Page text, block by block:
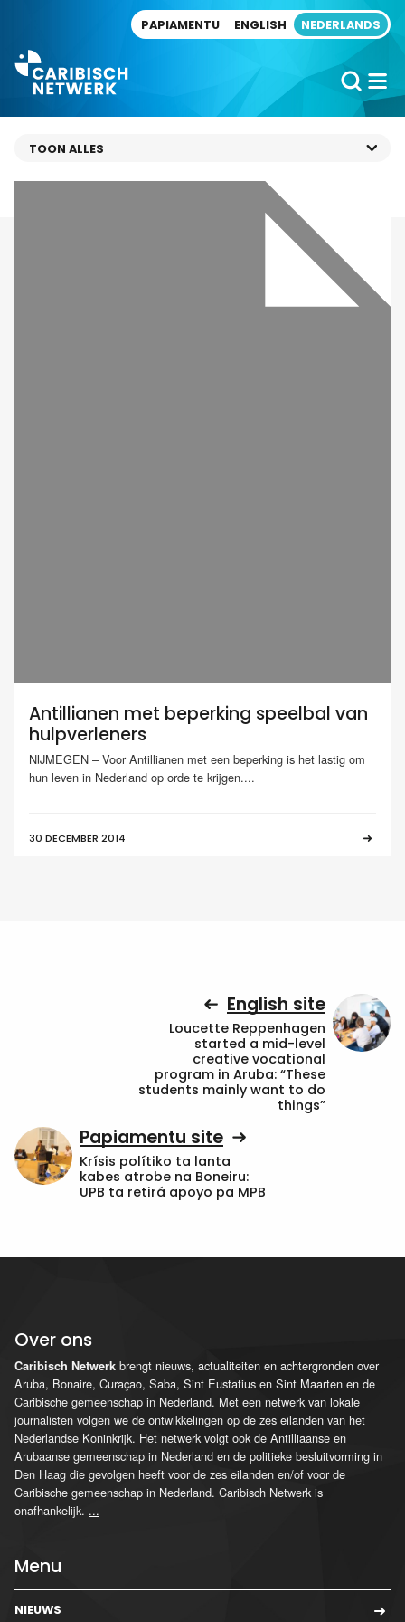
PAPIAMENTU ENGLISH NEDERLANDS
Antillianen met beperking speelbal van
hulpverleners
NIJMEGEN – Voor Antillianen met een beperking is het lastig om
hun leven in Nederland op orde te krijgen....
30 DECEMBER 2014
English site
Loucette Reppenhagen
started a mid-level
creative vocational
program in Aruba: “These
students mainly want to do
things”
Papiamentu site
Krísis polítiko ta lanta
kabes atrobe na Boneiru:
UPB ta retirá apoyo pa MPB
Over ons
Caribisch Netwerk brengt nieuws, actualiteiten en achtergronden over
Aruba, Bonaire, Curaçao, Saba, Sint Eustatius en Sint Maarten en de
Caribische gemeenschap in Nederland. Met een netwerk van lokale
journalisten volgen we de ontwikkelingen op de zes eilanden van het
Nederlandse Koninkrijk. Het netwerk volgt ook de Antilliaanse en
Arubaanse gemeenschap in Nederland en de politieke besluitvorming in
Den Haag die gevolgen heeft voor de zes eilanden en/of voor de
Caribische gemeenschap in Nederland. Caribisch Netwerk is
onafhankelijk. ...
Menu
NIEUWS